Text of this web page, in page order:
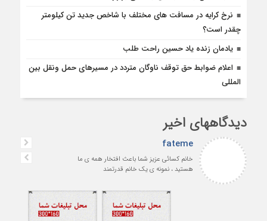
نرخ کرایه در مسافت‌ های مختلف با شاخص جدید تن کیلومتر
چقدر است؟
یادمان زنده یاد حسین راحت طلب
اعلام ضوابط حق توقف ناوگان متردد در مسيرهاى حمل ونقل بين
المللى
دیدگاههای اخیر
fateme
خانم کسائی عزیز شما باعث افتخار همه ی ما
هستید ، نمونه ی یک خانم قدرتمند